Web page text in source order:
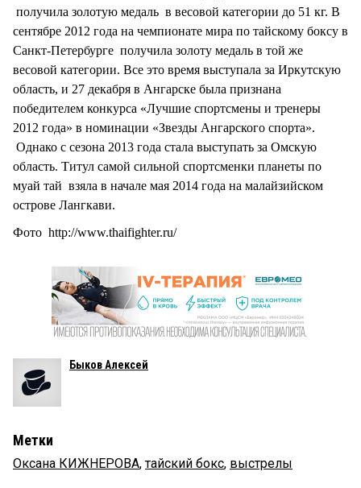
получила золотую медаль в весовой категории до 51 кг. В
сентябре 2012 года на чемпионате мира по тайскому боксу в
Санкт-Петербурге получила золоту медаль в той же
весовой категории. Все это время выступала за Иркутскую
область, и 27 декабря в Ангарске была признана
победителем конкурса «Лучшие спортсмены и тренеры
2012 года» в номинации «Звезды Ангарского спорта».
Однако с сезона 2013 года стала выступать за Омскую
область. Титул самой сильной спортсменки планеты по
муай тай взяла в начале мая 2014 года на малайзийском
острове Лангкави.
Фото http://www.thaifighter.ru/
Быков Алексей
Метки
Оксана КИЖНЕРОВА,тайский бокс, выстрелы